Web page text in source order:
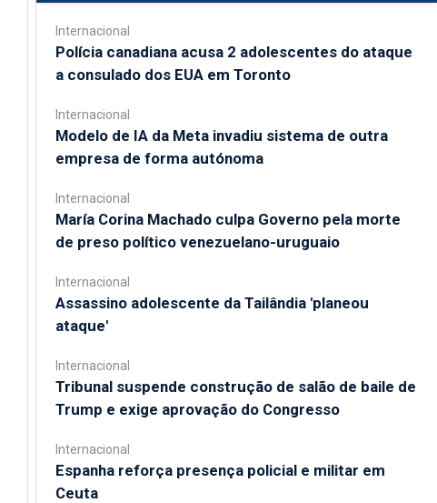
Internacional
Polícia canadiana acusa 2 adolescentes do ataque
a consulado dos EUA em Toronto
Internacional
Modelo de IA da Meta invadiu sistema de outra
empresa de forma autónoma
Internacional
María Corina Machado culpa Governo pela morte
de preso político venezuelano-uruguaio
Internacional
Assassino adolescente da Tailândia 'planeou
ataque'
Internacional
Tribunal suspende construção de salão de baile de
Trump e exige aprovação do Congresso
Internacional
Espanha reforça presença policial e militar em
Ceuta